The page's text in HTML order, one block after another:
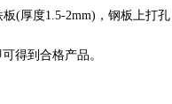
(厚度1.5-2mm)，钢板上打
得到合格产品。